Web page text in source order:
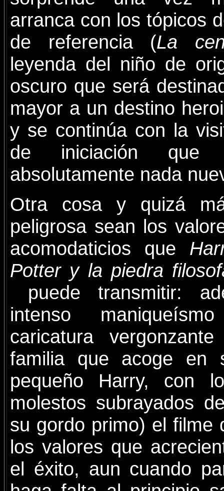
arranca con los tópicos
de referencia (La
leyenda del niño de
oscuro que será
mayor a un destino
y se continúa con la
de iniciación que
absolutamente nada
Otra cosa y quizá
peligrosa sean los
acomodaticios que
Potter y la piedra
puede transmitir:
intenso
caricatura
familia que acoge en
pequeño Harry, con
molestos subrayados
su gordo primo) el filme
los valores que
el éxito, aun cuando